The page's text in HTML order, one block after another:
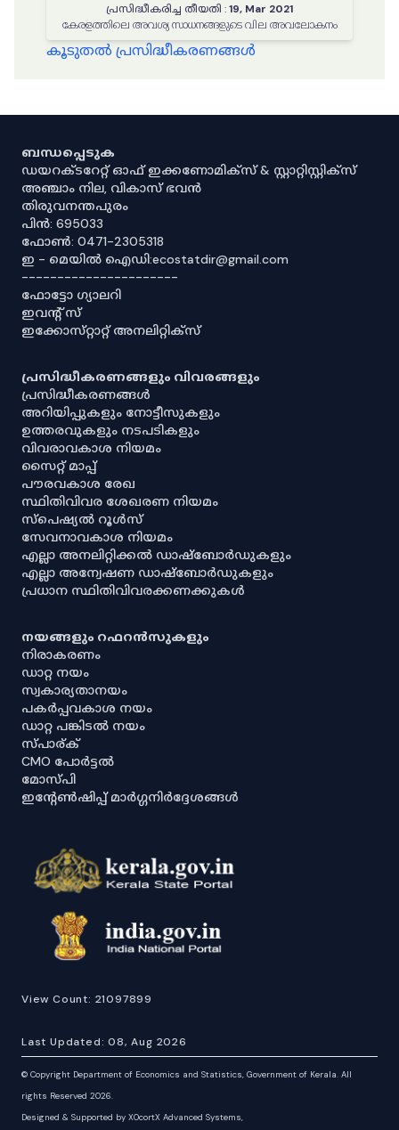
പ്രസിദ്ധീകരിച്ച തീയതി :19, Mar 2021
കേരളത്തിലെ അവശ്യ സാധനങ്ങളുടെ വില അവലോകനം
കൂടുതൽ പ്രസിദ്ധീകരണങ്ങൾ
ബന്ധപ്പെടുക
ഡയറക്ടറേറ്റ് ഓഫ് ഇക്കണോമിക്സ് & സ്റ്റാറ്റിസ്റ്റിക്സ്
അഞ്ചാം നില, വികാസ് ഭവൻ
തിരുവനന്തപുരം
പിൻ: 695033
ഫോൺ: 0471-2305318
ഇ - മെയിൽ ഐഡി:ecostatdir@gmail.com
----------------------
ഫോട്ടോ ഗ്യാലറി
ഇവൻ്റ് സ്
ഇക്കോസ്‌റ്റാറ്റ് അനലിറ്റിക്‌സ്
പ്രസിദ്ധീകരണങ്ങളും വിവരങ്ങളും
പ്രസിദ്ധീകരണങ്ങൾ
അറിയിപ്പുകളും നോട്ടീസുകളും
ഉത്തരവുകളും നടപടികളും
വിവരാവകാശ നിയമം
സൈറ്റ് മാപ്പ്
പൗരവകാശ രേഖ
സ്ഥിതിവിവര ശേഖരണ നിയമം
സ്‌പെഷ്യൽ റൂൾസ്
സേവനാവകാശ നിയമം
എല്ലാ അനലിറ്റിക്കൽ ഡാഷ്‌ബോർഡുകളും
എല്ലാ അന്വേഷണ ഡാഷ്‌ബോർഡുകളും
പ്രധാന സ്ഥിതിവിവരക്കണക്കുകൾ
നയങ്ങളും റഫറൻസുകളും
നിരാകരണം
ഡാറ്റ നയം
സ്വകാര്യതാനയം
പകർപ്പവകാശ നയം
ഡാറ്റ പങ്കിടൽ നയം
സ്പാര്ക്
CMO പോർട്ടൽ
മോസ്പി
ഇൻ്റേൺഷിപ്പ് മാർഗ്ഗനിർദ്ദേശങ്ങൾ
View Count: 21097899
Last Updated:08, Aug 2026
© Copyright Department of Economics and Statistics, Government of Kerala. All
rights Reserved 2026.
Designed & Supported by XOcortX Advanced Systems,